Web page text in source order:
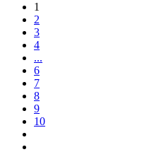
1
2
3
4
...
6
7
8
9
10